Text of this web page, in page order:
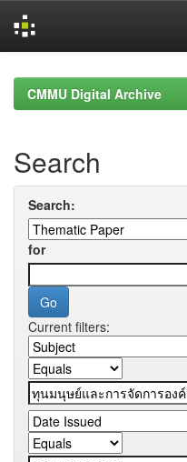
navigationCMMU Digital Archive
Search
Search:
for
Current filters: